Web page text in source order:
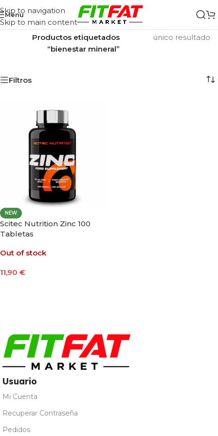
Skip to navigation
Skip to main content
Menu
Inicio/
Productos etiquetados
“bienestar mineral”
único resultado
Filtros
NEW
Scitec Nutrition Zinc 100
Tabletas
Out of stock
11,90 €
Usuario
Mi Cuenta
Recuperar Contraseña
Pedidos